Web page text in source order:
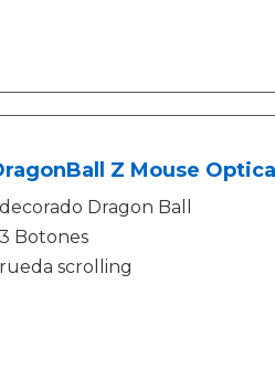
Z Mouse
decorado Dragon Ball
3 Botones
rueda scrolling